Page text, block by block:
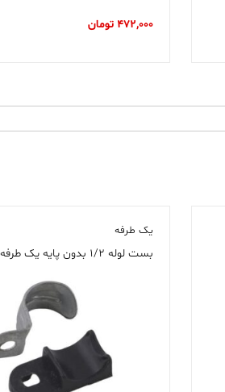
472,000 تومان
یک طرفه
بست لوله ۱/۲ بدون پایه یک طرفه